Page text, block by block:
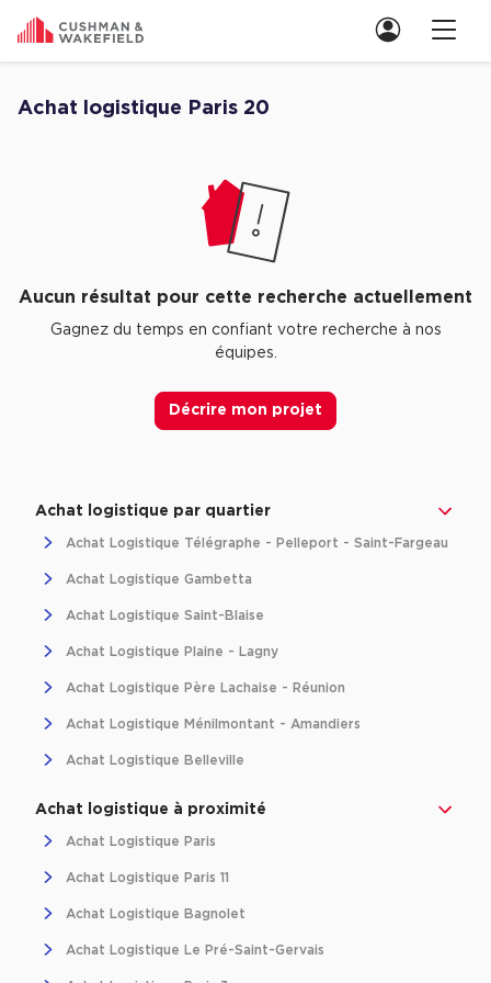
Location de Bureaux à Paris
Location de Bureaux à Lyon
Achat de Bureaux à Paris
Achat de Bureaux à Rennes
Collections de Bureaux
Haussmanniens
Nous contacter
Achat logistique Paris 20
Aucun résultat pour cette recherche actuellement
Gagnez du temps en confiant votre recherche à nos
équipes.
Décrire mon projet
Achat logistique par quartier
Achat Logistique Télégraphe - Pelleport - Saint-Fargeau
Achat Logistique Gambetta
Achat Logistique Saint-Blaise
Achat Logistique Plaine - Lagny
Achat Logistique Père Lachaise - Réunion
Achat Logistique Ménilmontant - Amandiers
Achat Logistique Belleville
Achat logistique à proximité
Achat Logistique Paris
Achat Logistique Paris 11
Achat Logistique Bagnolet
Achat Logistique Le Pré-Saint-Gervais